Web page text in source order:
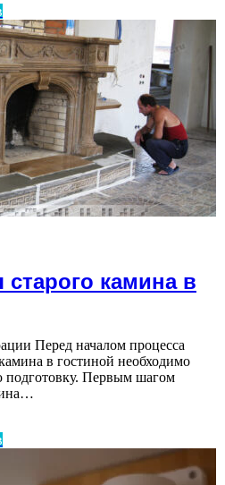
старого камина в
Перед началом процесса
в гостиной необходимо
подготовку. Первым шагом